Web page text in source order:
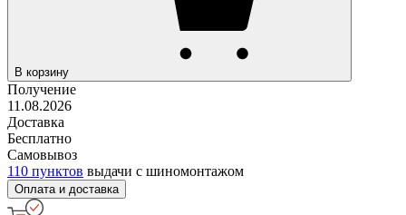
В корзину
Получение
11.08.2026
Доставка
Бесплатно
Самовывоз
110 пунктов выдачи с шиномонтажом
Оплата и доставка